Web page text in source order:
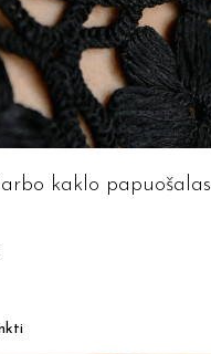
kaklo papuošalas